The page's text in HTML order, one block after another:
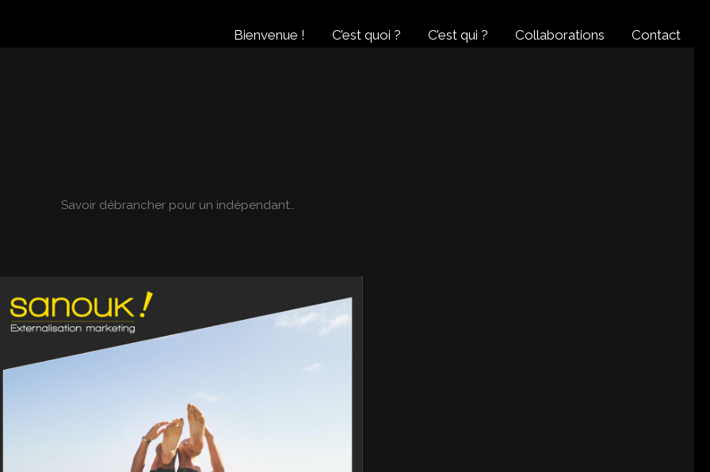
Bienvenue ! C’est quoi ? C’est qui ? Collaborations Contact
Savoir débrancher pour un indépendant…